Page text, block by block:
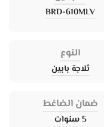
BRD-610MLV
النوع
ثلاجة بابين
ضمان الضاغط
5 سنوات